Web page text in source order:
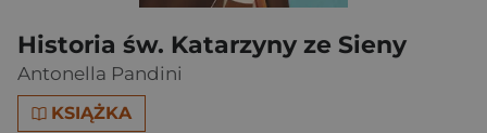
Historia św. Katarzyny ze Sieny
Antonella Pandini
KSIĄŻKA